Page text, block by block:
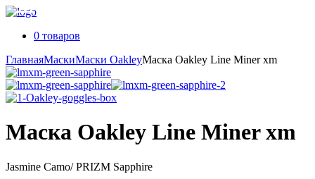
0 товаров
ГлавнаяМаскиМаски OakleyМаска Oakley Line Miner xm
Маска Oakley Line Miner xm
Jasmine Camo/ PRIZM Sapphire